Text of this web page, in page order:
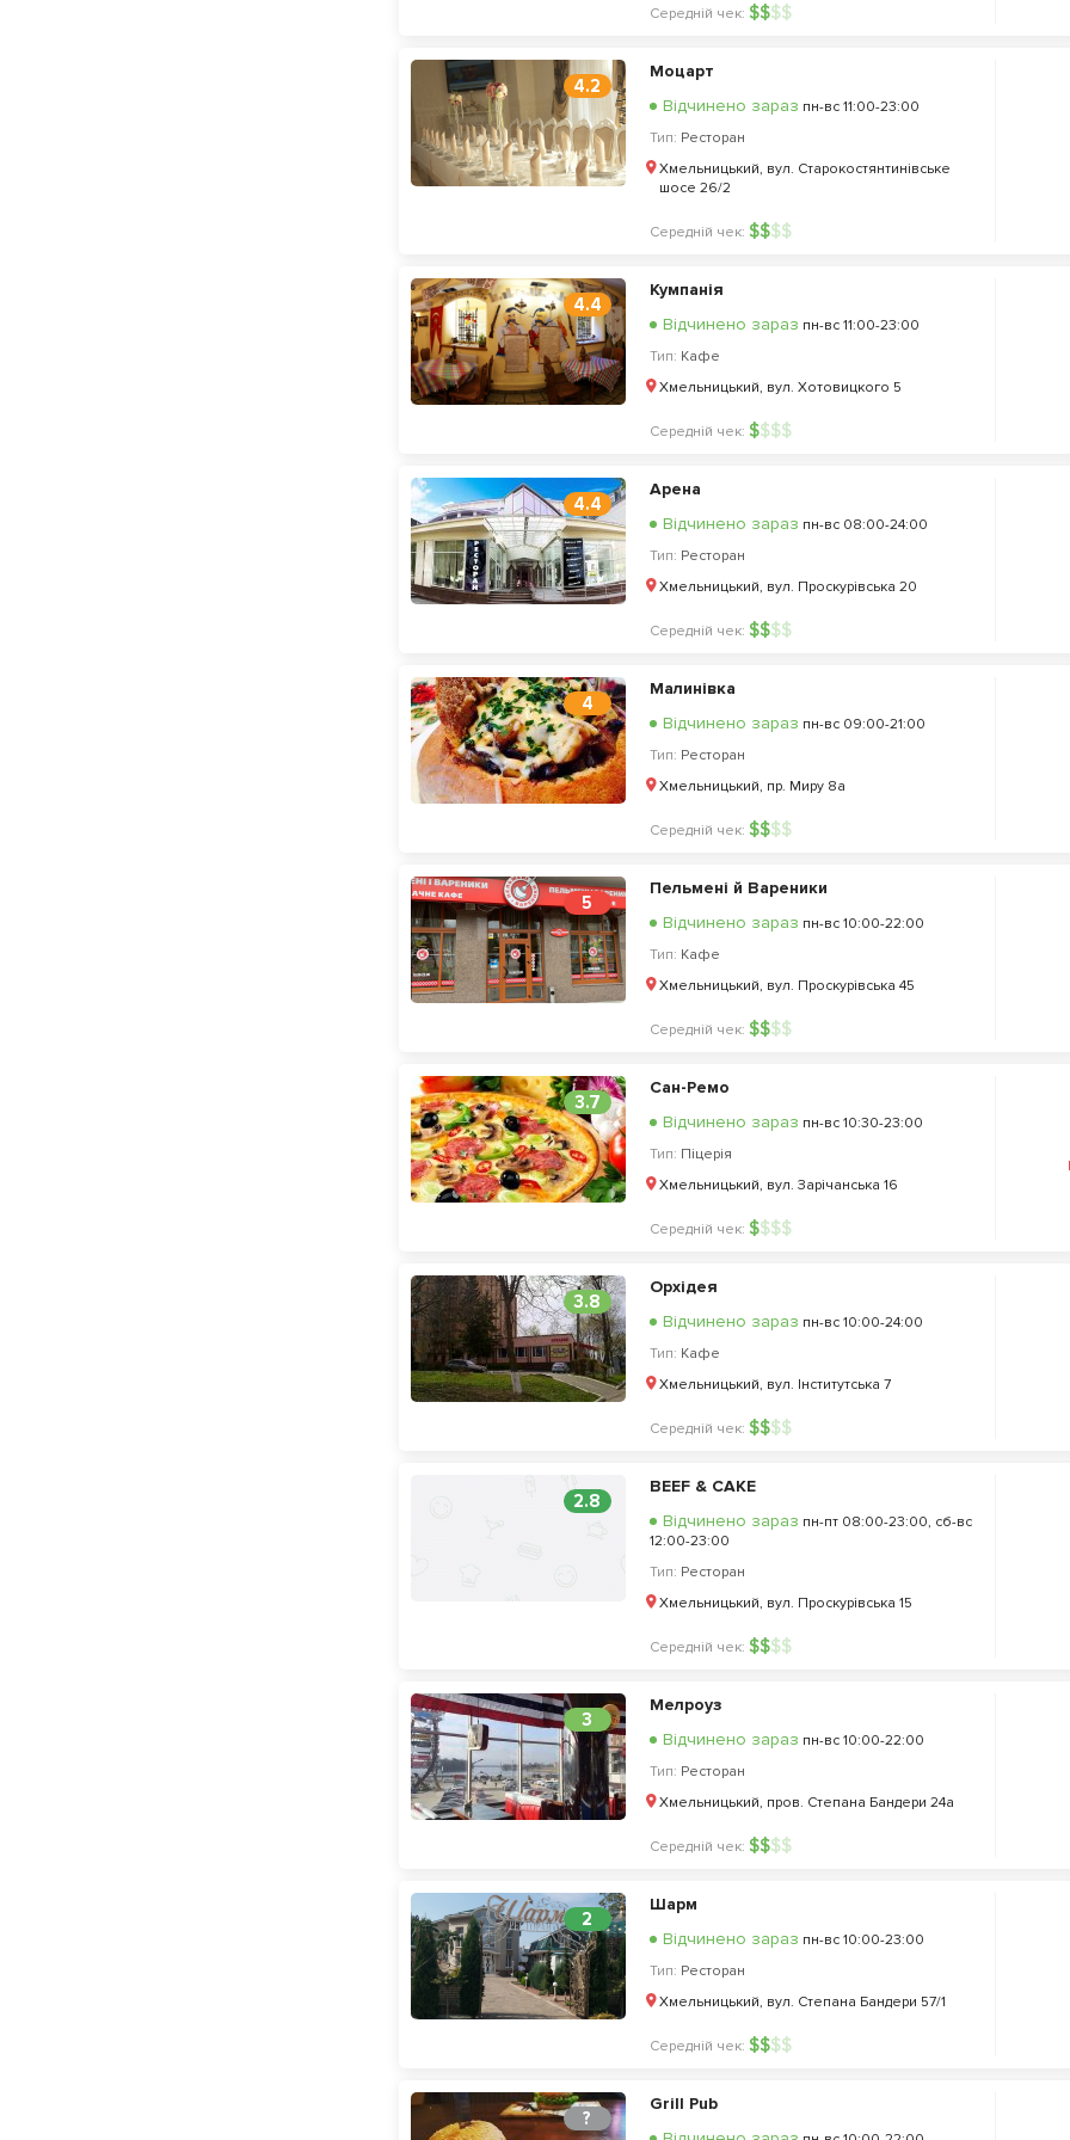
Середній чек: $$$$
4.2
Моцарт
Відчинено зараз пн-вс 11:00-23:00
Тип: Ресторан
Хмельницький, вул. Старокостянтинівське
шосе 26/2
Середній чек: $$$$
4.4
Кумпанія
Відчинено зараз пн-вс 11:00-23:00
Тип: Кафе
Хмельницький, вул. Хотовицкого 5
Середній чек: $$$$
4.4
Арена
Відчинено зараз пн-вс 08:00-24:00
Тип: Ресторан
Хмельницький, вул. Проскурівська 20
Середній чек: $$$$
4
Малинівка
Відчинено зараз пн-вс 09:00-21:00
Тип: Ресторан
Хмельницький, пр. Миру 8а
Середній чек: $$$$
5
Пельмені й Вареники
Відчинено зараз пн-вс 10:00-22:00
Тип: Кафе
Хмельницький, вул. Проскурівська 45
Середній чек: $$$$
3.7
Сан-Ремо
Відчинено зараз пн-вс 10:30-23:00
Тип: Піцерія
Хмельницький, вул. Зарічанська 16
Середній чек: $$$$
3.8
Орхідея
Відчинено зараз пн-вс 10:00-24:00
Тип: Кафе
Хмельницький, вул. Інститутська 7
Середній чек: $$$$
2.8
BEEF & CAKE
Відчинено зараз пн-пт 08:00-23:00, сб-вс
12:00-23:00
Тип: Ресторан
Хмельницький, вул. Проскурівська 15
Середній чек: $$$$
3
Мелроуз
Відчинено зараз пн-вс 10:00-22:00
Тип: Ресторан
Хмельницький, пров. Степана Бандери 24а
Середній чек: $$$$
2
Шарм
Відчинено зараз пн-вс 10:00-23:00
Тип: Ресторан
Хмельницький, вул. Степана Бандери 57/1
Середній чек: $$$$
?
Grill Pub